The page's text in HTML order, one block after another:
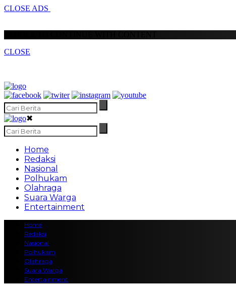
CLOSE ADS
CLOSE
✖
Home
Redaksi
Nasional
Polhukam
Olahraga
Suara Warga
Entertainment
Home
Redaksi
Nasional
Polhukam
Olahraga
Suara Warga
Entertainment